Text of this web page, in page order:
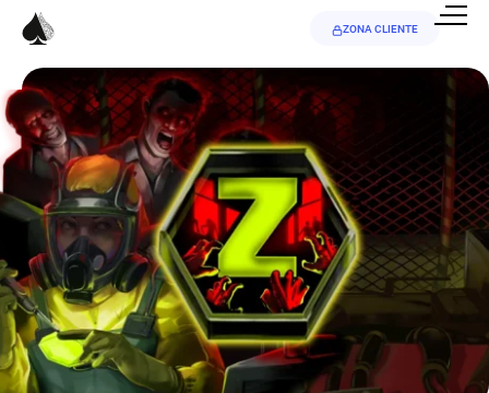
ZONA CLIENTE